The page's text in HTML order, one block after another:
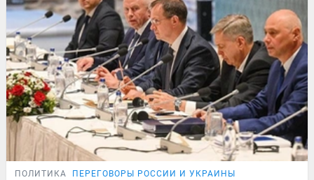
ПОЛИТИКА ПЕРЕГОВОРЫ РОССИИ И УКРАИНЫ